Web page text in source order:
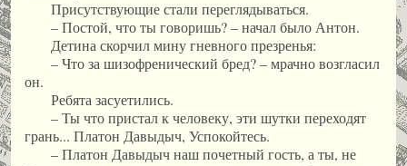
Присутствующие стали переглядываться.
– Постой, что ты говоришь? – начал было Антон.
Детина скорчил мину гневного презренья:
– Что за шизофренический бред? – мрачно возгласил
он.
Ребята засуетились.
– Ты что пристал к человеку, эти шутки переходят
грань... Платон Давыдыч, Успокойтесь.
– Платон Давыдыч наш почетный гость, а ты, не